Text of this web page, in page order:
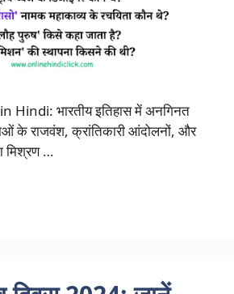
Hindi: भारतीय इतिहास में अनगिनत
के राजवंश, क्रांतिकारी आंदोलनों, और
मिश्रण …